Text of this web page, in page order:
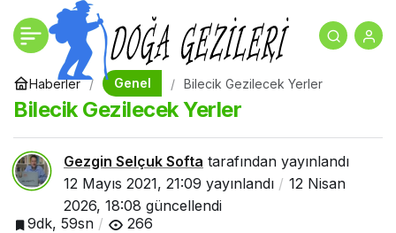
Haberler Genel Bilecik Gezilecek Yerler
Bilecik Gezilecek Yerler
Gezgin Selçuk Softa tarafından yayınlandı
12 Mayıs 2021, 21:09 yayınlandı
12 Nisan
2026, 18:08 güncellendi
9dk, 59sn
266
Uşak Gezilecek Yerler + - Paylaş